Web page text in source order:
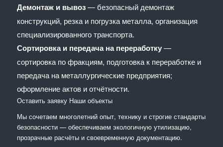
Демонтаж и вывоз— безопасный демонтаж
конструкций, резка и погрузка металла, организация
специализированного транспорта.
Сортировка и передача на переработку—
сортировка по фракциям, подготовка к переработке и
передача на металлургические предприятия;
оформление актов и отчётности.
Оставить заявку Наши объекты
Мы сочетaем многолетний опыт, технику и строгие стандарты
безопасности — обеспечиваем экологичную утилизацию,
прозрачные расчёты и своевременную документацию.